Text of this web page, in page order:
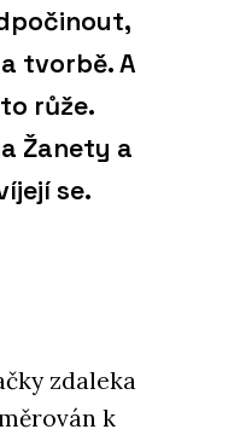
tvorbě. A
růže.
Žanety a
se.
zdaleka
k